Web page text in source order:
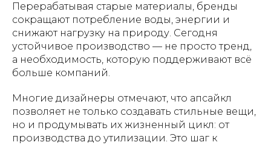
Перерабатывая старые материалы, бренды
сокращают потребление воды, энергии и
снижают нагрузку на природу. Сегодня
устойчивое производство — не просто тренд,
а необходимость, которую поддерживают всё
больше компаний.
Многие дизайнеры отмечают, что апсайкл
позволяет не только создавать стильные вещи,
но и продумывать их жизненный цикл: от
производства до утилизации. Это шаг к